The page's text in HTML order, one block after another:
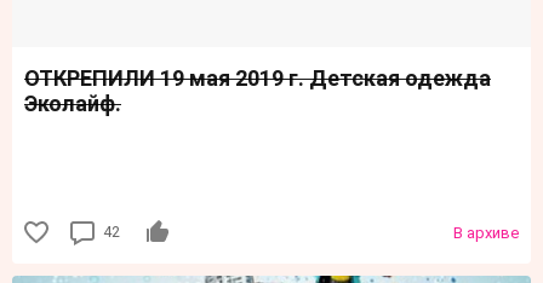
ОТКРЕПИЛИ 19 мая 2019 г. Детская одежда
Эколайф.
42 В архиве